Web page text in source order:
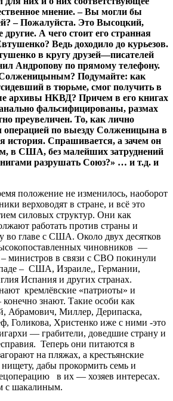
мнение.– Вы могли бы
?– Пожалуйста. Это Высоцкий,
другие. А чего стоит его странная
? Ведь доходило до курьезов.
в кругу друзей—писателей
Андропову по прямому телефону.
? Подумайте: как
в тюрьме, смог получить в
архивы НКВД? Причем в его книгах
фальсифицированы, размах
преувеличен. То, как лично
операцией по выезду Солженицына в
история. Спрашивается, а зачем он
, в США, без малейших затруднений
разрушать Союз?» … и т.д. и
положение не изменилось, наоборот
верховодят в стране, и всё это
силовых структур. Они как
работать против страны и
во главе с США. Около двух десятков
чиновников —
министров в связи с СВО покинули
– США, Израиле,, Германии,
Испания и других странах.
кремлёвские «патриоты» и
знают. Такие особи как
Абрамович, Миллер, Дерипаска,
Голикова, Христенко иже с ними -это
— грабители, доведшие страну и
Теперь они питаются в
на пляжах, а крестьянские
дабы прокормить семь и
в их — хозяев интересах.
с шакалиным.